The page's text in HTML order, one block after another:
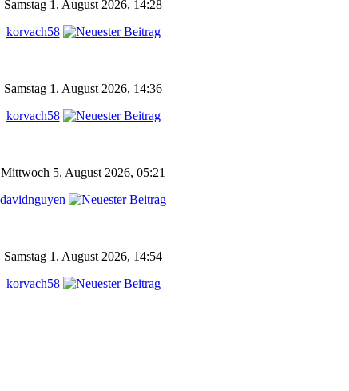
Samstag 1. August 2026, 14:28
korvach58
Samstag 1. August 2026, 14:36
korvach58
Mittwoch 5. August 2026, 05:21
davidnguyen
Samstag 1. August 2026, 14:54
korvach58